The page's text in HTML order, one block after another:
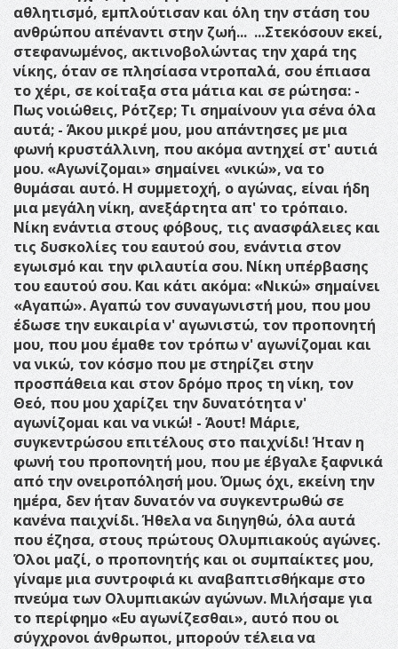
αθλητισμό, εμπλούτισαν και όλη την στάση του
ανθρώπου απέναντι στην ζωή... ...Στεκόσουν εκεί,
στεφανωμένος, ακτινοβολώντας την χαρά της
νίκης, όταν σε πλησίασα ντροπαλά, σου έπιασα
το χέρι, σε κοίταξα στα μάτια και σε ρώτησα: -
Πως νοιώθεις, Ρότζερ; Τι σημαίνουν για σένα όλα
αυτά;- Άκου μικρέ μου, μου απάντησες με μια
φωνή κρυστάλλινη, που ακόμα αντηχεί στ' αυτιά
μου. «Αγωνίζομαι» σημαίνει «νικώ», να το
θυμάσαι αυτό. Η συμμετοχή, ο αγώνας, είναι ήδη
μια μεγάλη νίκη, ανεξάρτητα απ' το τρόπαιο.
Νίκη ενάντια στους φόβους, τις ανασφάλειες και
τις δυσκολίες του εαυτού σου, ενάντια στον
εγωισμό και την φιλαυτία σου. Νίκη υπέρβασης
του εαυτού σου. Και κάτι ακόμα: «Νικώ» σημαίνει
«Αγαπώ». Αγαπώ τον συναγωνιστή μου, που μου
έδωσε την ευκαιρία ν' αγωνιστώ, τον προπονητή
μου, που μου έμαθε τον τρόπω ν' αγωνίζομαι και
να νικώ, τον κόσμο που με στηρίζει στην
προσπάθεια και στον δρόμο προς τη νίκη, τον
Θεό, που μου χαρίζει την δυνατότητα ν'
αγωνίζομαι και να νικώ! - Άουτ! Μάριε,
συγκεντρώσου επιτέλους στο παιχνίδι! Ήταν η
φωνή του προπονητή μου, που με έβγαλε ξαφνικά
από την ονειροπόλησή μου. Όμως όχι, εκείνη την
ημέρα, δεν ήταν δυνατόν να συγκεντρωθώ σε
κανένα παιχνίδι. Ήθελα να διηγηθώ, όλα αυτά
που έζησα, στους πρώτους Ολυμπιακούς αγώνες.
Όλοι μαζί, ο προπονητής και οι συμπαίκτες μου,
γίναμε μια συντροφιά κι αναβαπτισθήκαμε στο
πνεύμα των Ολυμπιακών αγώνων. Μιλήσαμε για
το περίφημο «Ευ αγωνίζεσθαι», αυτό που οι
σύγχρονοι άνθρωποι, μπορούν τέλεια να